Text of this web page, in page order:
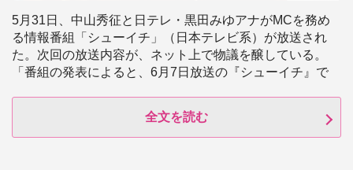
5月31日、中山秀征と日テレ・黒田みゆアナがMCを務め
る情報番組「シューイチ」（日本テレビ系）が放送され
た。次回の放送内容が、ネット上で物議を醸している。
「番組の発表によると、6月7日放送の『シューイチ』で
全文を読む